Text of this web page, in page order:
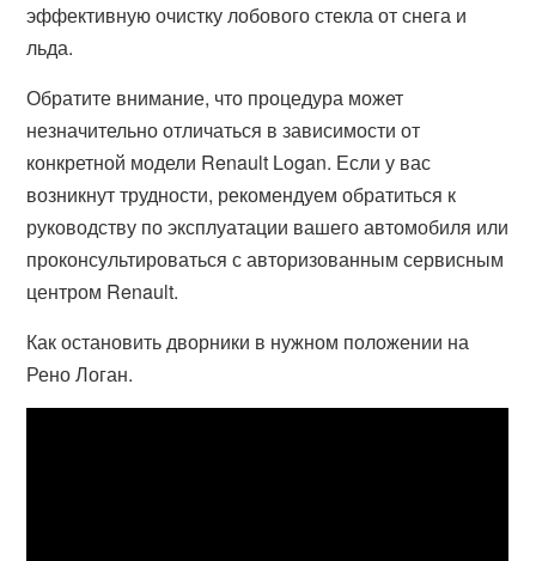
эффективную очистку лобового стекла от снега и
льда.
Обратите внимание, что процедура может
незначительно отличаться в зависимости от
конкретной модели Renault Logan. Если у вас
возникнут трудности, рекомендуем обратиться к
руководству по эксплуатации вашего автомобиля или
проконсультироваться с авторизованным сервисным
центром Renault.
Как остановить дворники в нужном положении на
Рено Логан.